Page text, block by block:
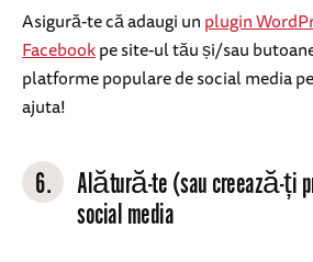
Asigură-te că adaugi unplugin
Facebookpe site-ul tău și/sau
platforme populare de social media
ajuta!
6.
Alătură-te (sau creează-ți
social media